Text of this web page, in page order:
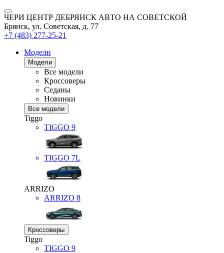
ЧЕРИ ЦЕНТР ДЕБРЯНСК АВТО НА СОВЕТСКОЙ
Брянск, ул. Советская, д. 77
+7 (483) 277-25-21
Модели
Модели
Все модели
Кроссоверы
Седаны
Новинки
Все модели
Tiggo
TIGGO 9
TIGGO 7L
ARRIZO
ARRIZO 8
Кроссоверы
Tiggo
TIGGO 9